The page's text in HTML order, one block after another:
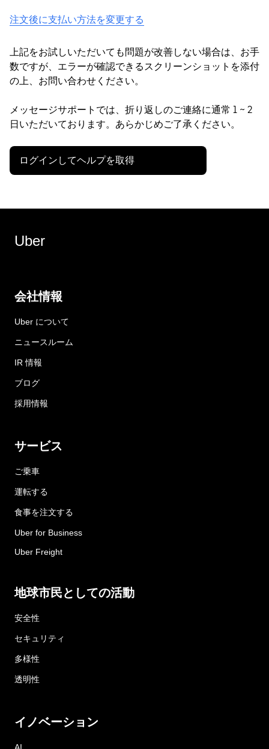
注文後に支払い方法を変更する
上記をお試しいただいても問題が改善しない場合は、お手
数ですが、エラーが確認できるスクリーンショットを添付
の上、お問い合わせください。
メッセージサポートでは、折り返しのご連絡に通常 1 ~ 2
日いただいております。あらかじめご了承ください。
ログインしてヘルプを取得
Uber
会社情報
Uber について
ニュースルーム
IR 情報
ブログ
採用情報
サービス
ご乗車
運転する
食事を注文する
Uber for Business
Uber Freight
地球市民としての活動
安全性
セキュリティ
多様性
透明性
イノベーション